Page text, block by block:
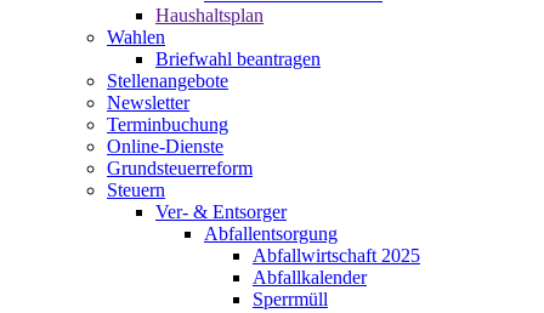
Haushaltsplan
Wahlen
Briefwahl beantragen
Stellenangebote
Newsletter
Terminbuchung
Online-Dienste
Grundsteuerreform
Steuern
Ver- & Entsorger
Abfallentsorgung
Abfallwirtschaft 2025
Abfallkalender
Sperrmüll